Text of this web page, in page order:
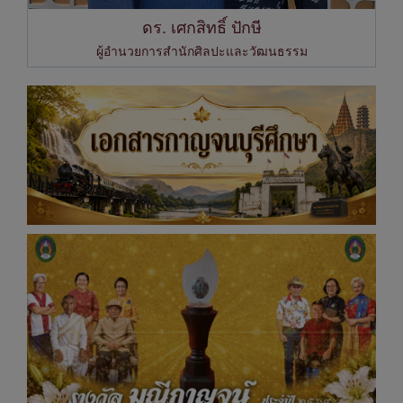
ดร. เศกสิทธิ์ ปักษี
ผู้อำนวยการสำนักศิลปะและวัฒนธรรม